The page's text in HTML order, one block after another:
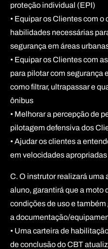
proteção individual (EPI)
• Equipar os Clientes com o
habilidades necessárias
segurança em áreas
• Equipar os Clientes com
para pilotar com segurança
como filtrar, ultrapassar e
ônibus
• Melhorar a percepção de
pilotagem defensiva dos
• Ajudar os clientes a
em velocidades
C. O instrutor realizará uma
aluno, garantirá que a moto
condições de uso e
a documentação/
• Uma carteira de
de conclusão do CBT